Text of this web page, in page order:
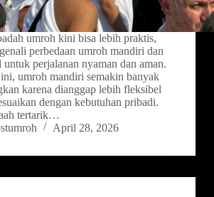
umroh kini bisa lebih praktis,
perbedaan umroh mandiri dan
perjalanan nyaman dan aman.
umroh mandiri semakin banyak
karena dianggap lebih fleksibel
dengan kebutuhan pribadi.
tertarik…
April 28, 2026